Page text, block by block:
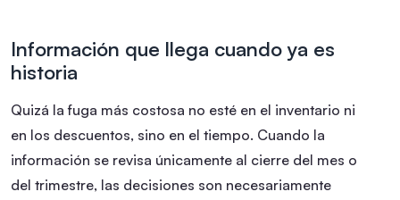
Información que llega cuando ya es
historia
Quizá la fuga más costosa no esté en el inventario ni
en los descuentos, sino en el tiempo. Cuando la
información se revisa únicamente al cierre del mes o
del trimestre, las decisiones son necesariamente